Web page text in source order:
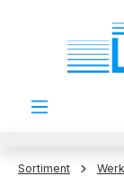
Zum Hauptinhalt
Sortiment